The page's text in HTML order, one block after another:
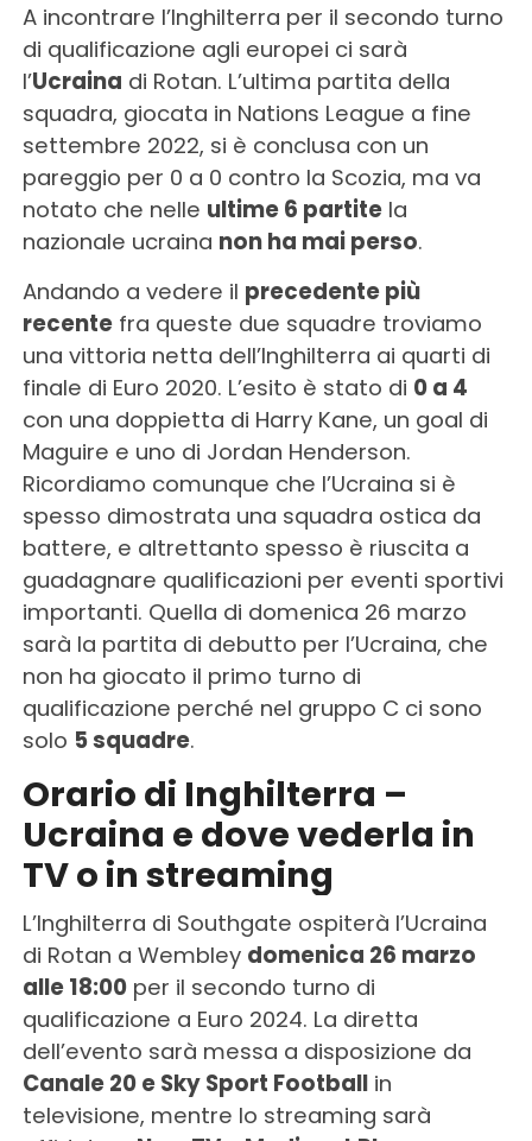
A incontrare l’Inghilterra per il secondo turno
di qualificazione agli europei ci sarà
l’Ucraina di Rotan. L’ultima partita della
squadra, giocata in Nations League a fine
settembre 2022, si è conclusa con un
pareggio per 0 a 0 contro la Scozia, ma va
notato che nelle ultime 6 partitela
nazionale ucraina non ha mai perso.
Andando a vedere il precedente più
recentefra queste due squadre troviamo
una vittoria netta dell’Inghilterra ai quarti di
finale di Euro 2020. L’esito è stato di 0 a 4
con una doppietta di Harry Kane, un goal di
Maguire e uno di Jordan Henderson.
Ricordiamo comunque che l’Ucraina si è
spesso dimostrata una squadra ostica da
battere, e altrettanto spesso è riuscita a
guadagnare qualificazioni per eventi sportivi
importanti. Quella di domenica 26 marzo
sarà la partita di debutto per l’Ucraina, che
non ha giocato il primo turno di
qualificazione perché nel gruppo C ci sono
solo 5 squadre.
Orario di Inghilterra –
Ucraina e dove vederla in
TV o in streaming
L’Inghilterra di Southgate ospiterà l’Ucraina
di Rotan a Wembley domenica 26 marzo
alle 18:00per il secondo turno di
qualificazione a Euro 2024. La diretta
dell’evento sarà messa a disposizione da
Canale 20 e Sky Sport Footballin
televisione, mentre lo streaming sarà